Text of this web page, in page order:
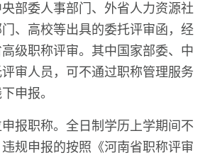
部委人事部门、外省人力资源社
、高校等出具的委托评审函，经
级职称评审。其中国家部委、中
审人员，可不通过职称管理服务
申报。
申报职称。全日制学历上学期间不
规申报的按照《河南省职称评审